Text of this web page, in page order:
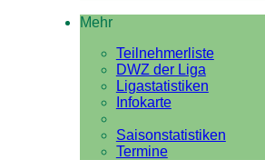
Mehr
Teilnehmerliste
DWZ der Liga
Ligastatistiken
Infokarte
Saisonstatistiken
Termine